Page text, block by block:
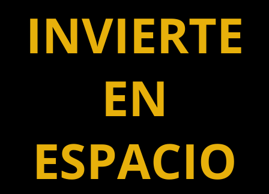
INVIERTE
EN
ESPACIO